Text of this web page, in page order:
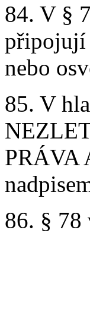
84. V §
připojují
nebo
85. V
PRÁVA
86. § 78